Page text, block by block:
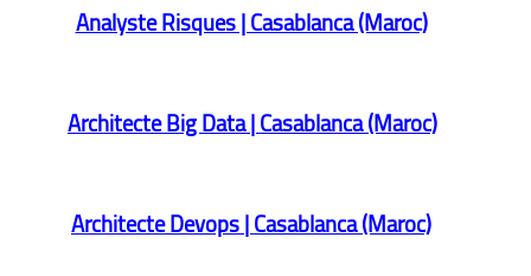
Analyste Risques | Casablanca (Maroc)
Architecte Big Data | Casablanca (Maroc)
Architecte Devops | Casablanca (Maroc)